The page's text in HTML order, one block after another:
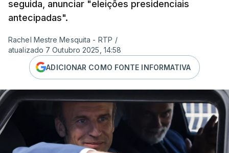
seguida, anunciar "eleições presidenciais
antecipadas".
Rachel Mestre Mesquita - RTP /
atualizado 7 Outubro 2025, 14:58
ADICIONAR COMO FONTE INFORMATIVA